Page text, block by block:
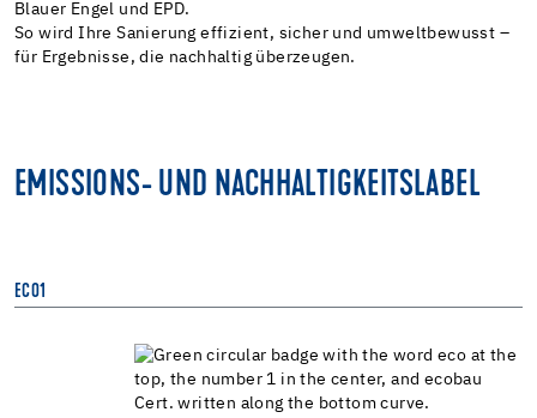
Blauer Engel und EPD.
So wird Ihre Sanierung effizient, sicher und umweltbewusst –
für Ergebnisse, die nachhaltig überzeugen.
EMISSIONS- UND NACHHALTIGKEITSLABEL
ECO1